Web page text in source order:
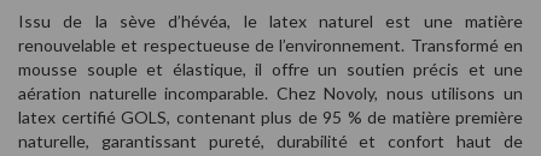
Issu de la sève d’hévéa, le latex naturel est une matière
renouvelable et respectueuse de l’environnement. Transformé en
mousse souple et élastique, il offre un soutien précis et une
aération naturelle incomparable. Chez Novoly, nous utilisons un
latex certifié GOLS, contenant plus de 95 % de matière première
naturelle, garantissant pureté, durabilité et confort haut de